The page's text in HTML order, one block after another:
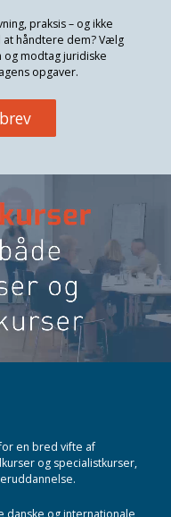
praksis – og ikke
håndtere dem? Vælg
modtag juridiske
opgaver.
en bred vifte af
og specialistkurser,
danske og internationale